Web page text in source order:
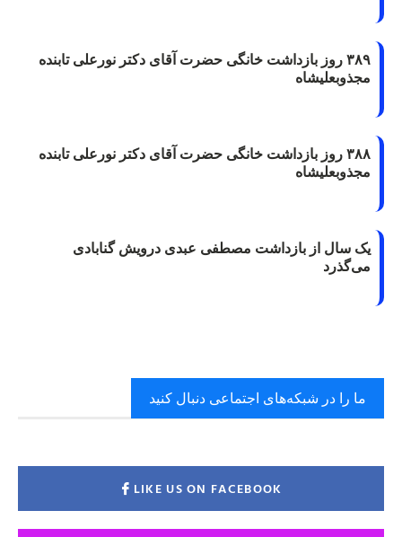
۳۸۹ روز بازداشت خانگی حضرت آقای دکتر نورعلی تابنده
مجذوبعلیشاه
۳۸۸ روز بازداشت خانگی حضرت آقای دکتر نورعلی تابنده
مجذوبعلیشاه
یک سال از بازداشت مصطفی عبدی درویش گنابادی
می‌گذرد
ما را در شبکه‌های اجتماعی دنبال کنید
LIKE US ON FACEBOOK